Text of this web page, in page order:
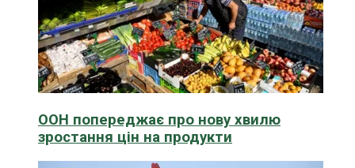
ООН попереджає про нову хвилю
зростання цін на продукти